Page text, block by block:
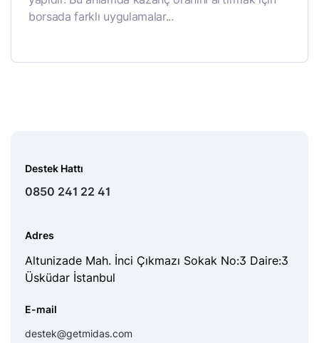
borsada farklı uygulamalar...
Destek Hattı
0850 241 22 41
Adres
Altunizade Mah. İnci Çıkmazı Sokak No:3 Daire:3
Üsküdar İstanbul
E-mail
destek@getmidas.com